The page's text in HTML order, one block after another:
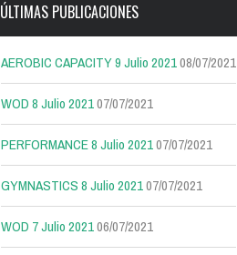
ÚLTIMAS PUBLICACIONES
AEROBIC CAPACITY 9 Julio 202108/07/2021
WOD 8 Julio 202107/07/2021
PERFORMANCE 8 Julio 202107/07/2021
GYMNASTICS 8 Julio 202107/07/2021
WOD 7 Julio 202106/07/2021